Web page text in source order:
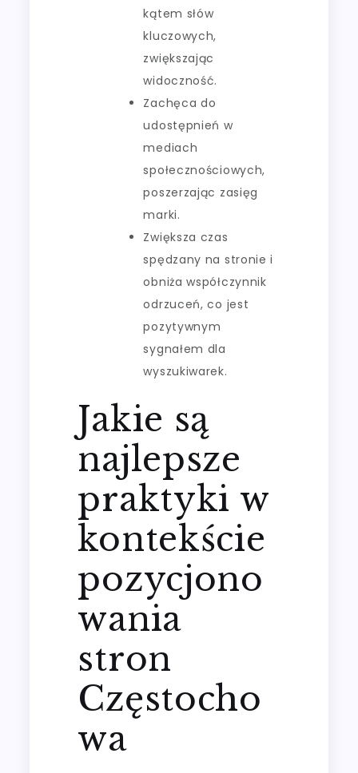
kątem słów
kluczowych,
zwiększając
widoczność.
Zachęca do
udostępnień w
mediach
społecznościowych,
poszerzając zasięg
marki.
Zwiększa czas
spędzany na stronie i
obniża współczynnik
odrzuceń, co jest
pozytywnym
sygnałem dla
wyszukiwarek.
Jakie są
najlepsze
praktyki w
kontekście
pozycjono
wania
stron
Częstocho
wa